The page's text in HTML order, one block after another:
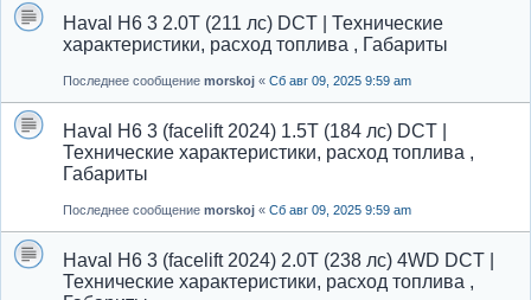
Haval H6 3 2.0T (211 лс) DCT | Технические
характеристики, расход топлива , Габариты
Последнее сообщение morskoj « Сб авг 09, 2025 9:59 am
Haval H6 3 (facelift 2024) 1.5T (184 лс) DCT |
Технические характеристики, расход топлива ,
Габариты
Последнее сообщение morskoj « Сб авг 09, 2025 9:59 am
Haval H6 3 (facelift 2024) 2.0T (238 лс) 4WD DCT |
Технические характеристики, расход топлива ,